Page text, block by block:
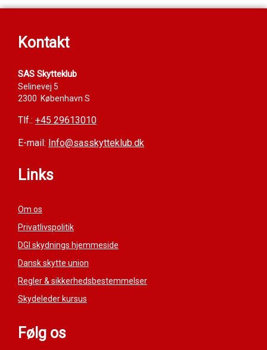
Kontakt
SAS Skytteklub
Selinevej 5
2300 København S
Tlf.: +45 29613010
E-mail: Info@sasskytteklub.dk
Links
Om os
Privatlivspolitik
DGI skydnings hjemmeside
Dansk skytte union
Regler & sikkerhedsbestemmelser
Skydeleder kursus
Følg os